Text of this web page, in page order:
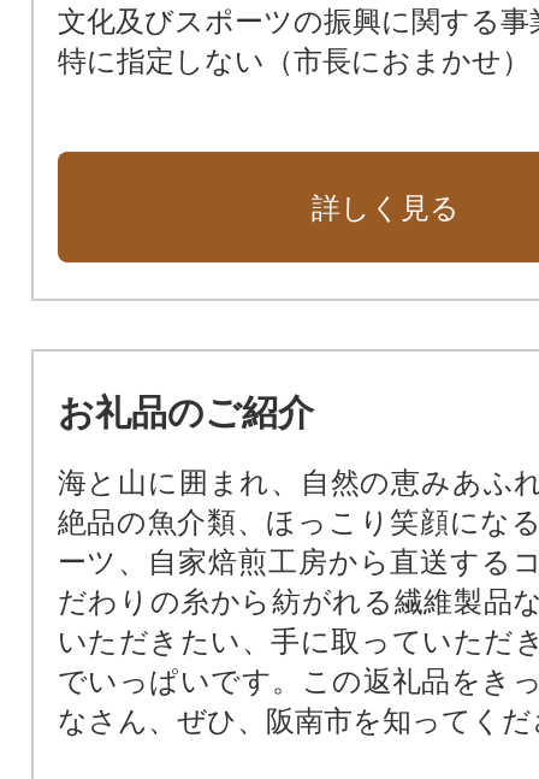
文化及びスポーツの振興に関する事
特に指定しない（市長におまかせ）
詳しく見る
お礼品のご紹介
海と山に囲まれ、自然の恵みあふ
絶品の魚介類、ほっこり笑顔にな
ーツ、自家焙煎工房から直送する
だわりの糸から紡がれる繊維製品
いただきたい、手に取っていただ
でいっぱいです。この返礼品をき
なさん、ぜひ、阪南市を知ってく